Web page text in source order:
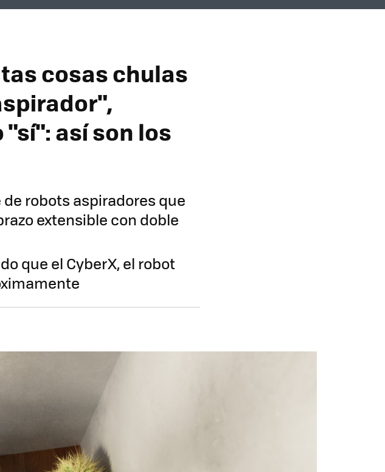
cosas chulas
así son los
robots aspiradores que
extensible con doble
que el CyberX, el robot